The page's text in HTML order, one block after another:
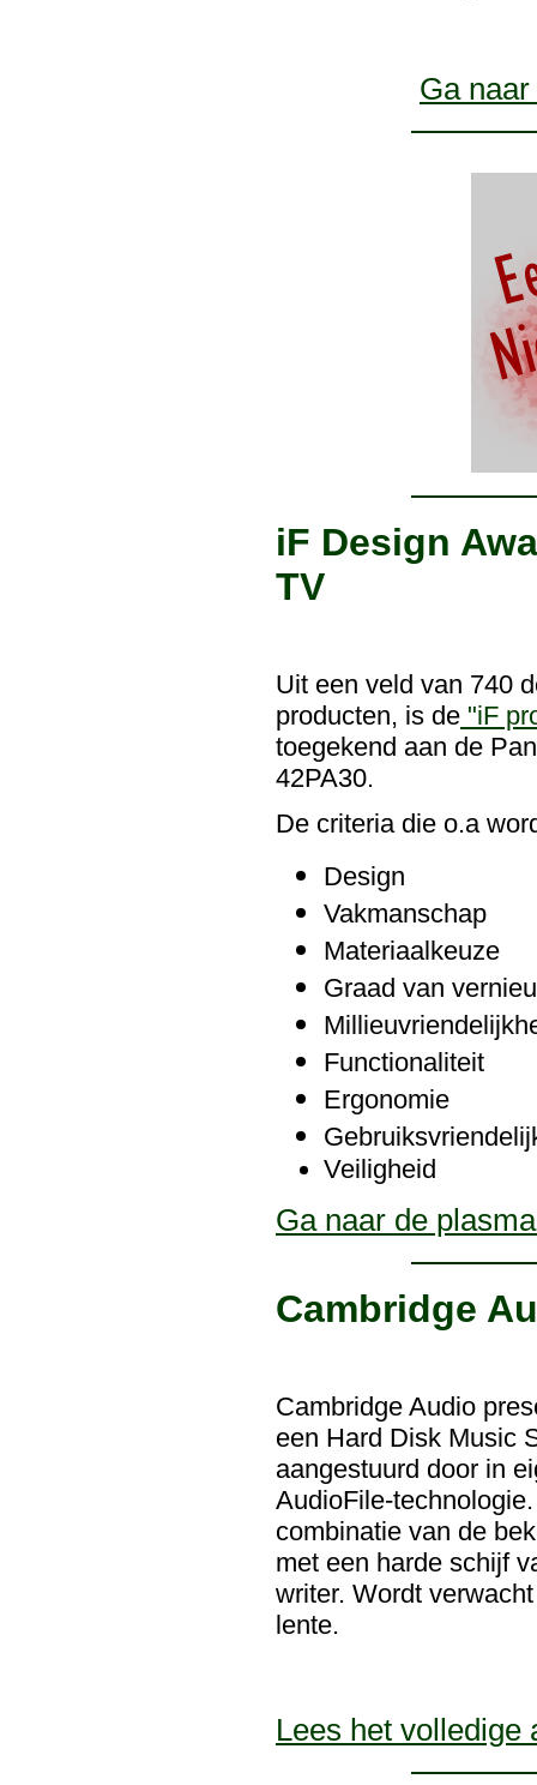
Ga
iF Design
TV
Uit een veld van 740
producten, is de "iF
toegekend aan de
42PA30.
De criteria die o.a
Design
Vakmanschap
Materiaalkeuze
Graad van
Functionaliteit
Ergonomie
Veiligheid
Ga naar de
Cambridge
Cambridge Audio
een Hard Disk Music
aangestuurd door in
AudioFile-
combinatie van de
met een harde schijf
writer. Wordt
lente.
Lees het volledige